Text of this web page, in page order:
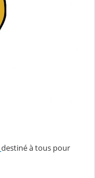
destiné à tous pour